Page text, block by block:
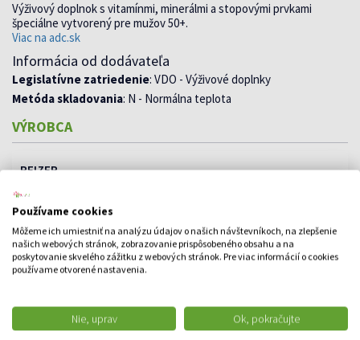
Používame cookies
Môžeme ich umiestniť na analýzu údajov o našich návštevníkoch, na zlepšenie
našich webových stránok, zobrazovanie prispôsobeného obsahu a na
poskytovanie skvelého zážitku z webových stránok. Pre viac informácií o cookies
používame otvorené nastavenia.
Nie, uprav Ok, pokračujte
Výživový doplnok s vitamínmi, minerálmi a stopovými prvkami
špeciálne vytvorený pre mužov 50+.
Viac na adc.sk
Informácia od dodávateľa
Legislatívne zatriedenie: VDO - Výživové doplnky
Metóda skladovania: N - Normálna teplota
VÝROBCA
PFIZER